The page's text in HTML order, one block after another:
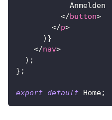
            Anmelden
</button>
</p>
) }
</nav>
) ;
} ;
export default Home;